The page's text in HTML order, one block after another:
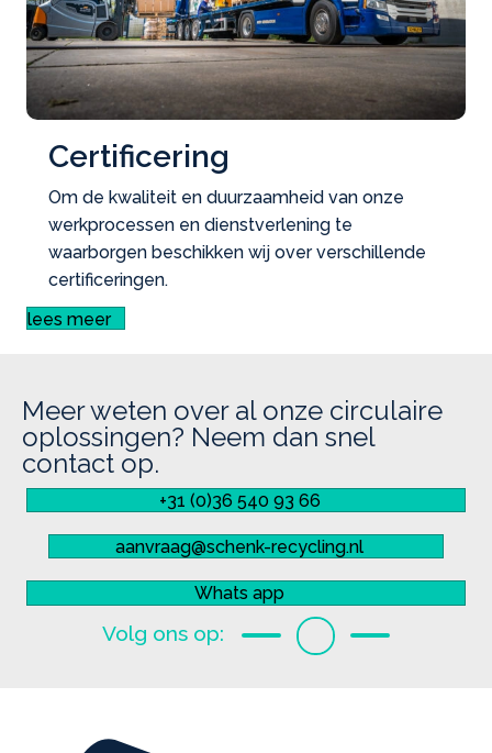
Certificering
Om de kwaliteit en duurzaamheid van onze
werkprocessen en dienstverlening te
waarborgen beschikken wij over verschillende
certificeringen.
lees meer
Meer weten over al onze circulaire
oplossingen? Neem dan snel
contact op.
+31 (0)36 540 93 66
aanvraag@schenk-recycling.nl
Whats app
Linkedin
Facebook